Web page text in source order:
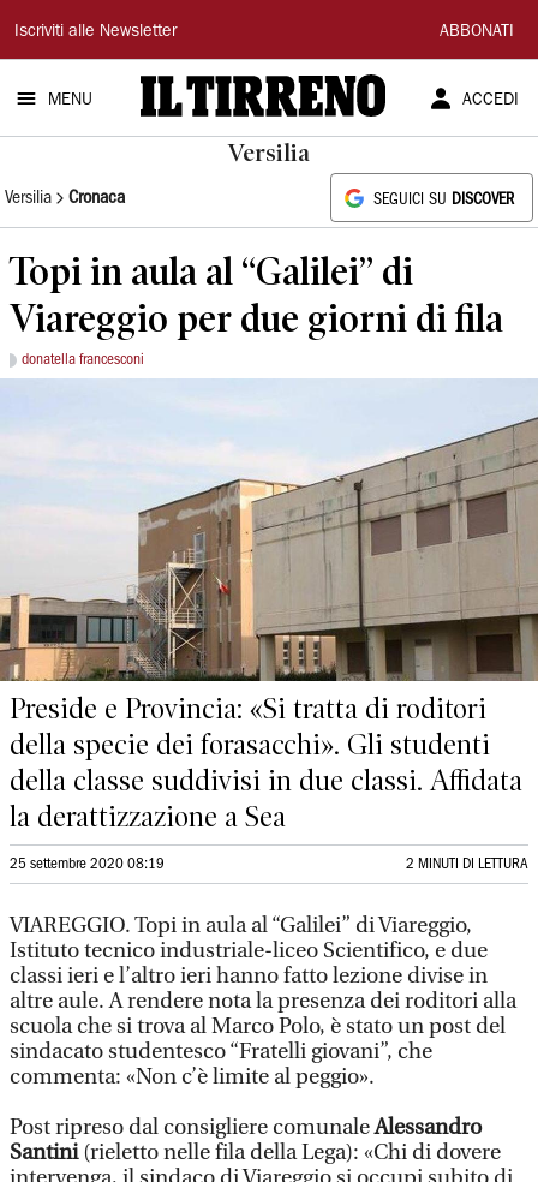
Il
Tirreno
Iscriviti alle Newsletter ABBONATI
MENU ACCEDI
Versilia
Versilia Cronaca SEGUICI SU DISCOVER
Topi in aula al “Galilei” di
Viareggio per due giorni di fila
donatella francesconi
Preside e Provincia: «Si tratta di roditori
della specie dei forasacchi». Gli studenti
della classe suddivisi in due classi. Affidata
la derattizzazione a Sea
25 settembre 2020 08:19 2 MINUTI DI LETTURA
VIAREGGIO. Topi in aula al “Galilei” di Viareggio,
Istituto tecnico industriale-liceo Scientifico, e due
classi ieri e l’altro ieri hanno fatto lezione divise in
altre aule. A rendere nota la presenza dei roditori alla
scuola che si trova al Marco Polo, è stato un post del
sindacato studentesco “Fratelli giovani”, che
commenta: «Non c’è limite al peggio».
Post ripreso dal consigliere comunaleAlessandro
Santini(rieletto nelle fila della Lega): «Chi di dovere